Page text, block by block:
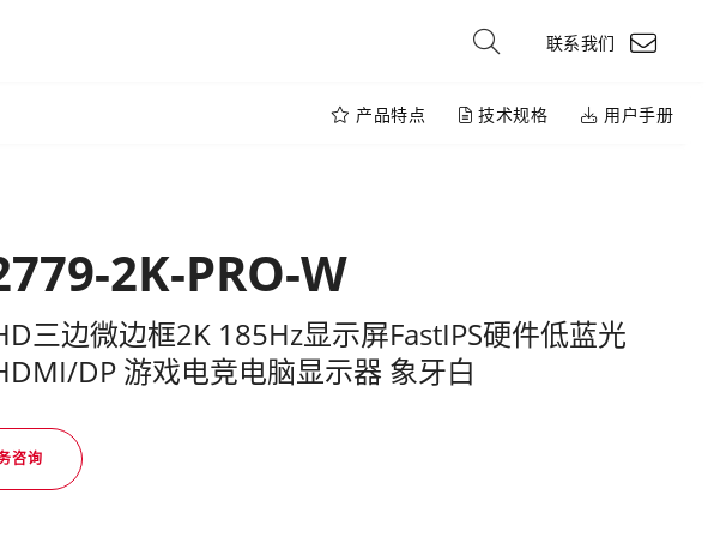
联系我们
产品特点 技术规格 用户手册
2K-PRO-W
三边微边框2K 185Hz显示屏FastIPS硬件低蓝光
DP 游戏电竞电脑显示器 象牙白
咨询